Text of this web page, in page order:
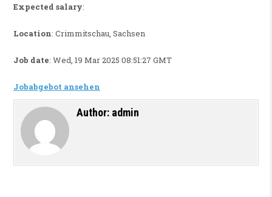
Expected salary:
Location: Crimmitschau, Sachsen
Job date: Wed, 19 Mar 2025 08:51:27 GMT
Jobabgebot ansehen
Author: admin